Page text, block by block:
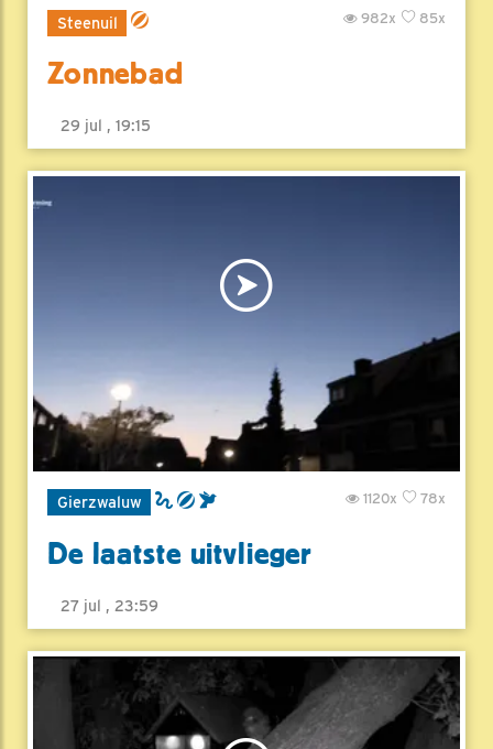
Steenuil 85x
982x
Zonnebad
29 jul , 19:15
Gierzwaluw 78x
1120x
De laatste uitvlieger
27 jul , 23:59